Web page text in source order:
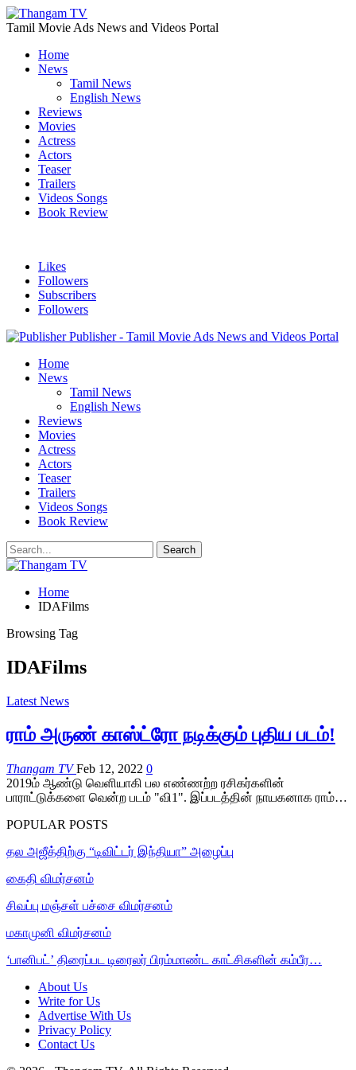
Tamil Movie Ads News and Videos Portal
Home
News
Tamil News
English News
Reviews
Movies
Actress
Actors
Teaser
Trailers
Videos Songs
Book Review
Likes
Followers
Subscribers
Followers
Publisher - Tamil Movie Ads News and Videos Portal
Home
News
Tamil News
English News
Reviews
Movies
Actress
Actors
Teaser
Trailers
Videos Songs
Book Review
Home
IDAFilms
Browsing Tag
IDAFilms
Latest News
ராம் அருண் காஸ்ட்ரோ நடிக்கும் புதிய படம்!
Thangam TVFeb 12, 2022 0
2019ம் ஆண்டு வெளியாகி பல எண்ணற்ற ரசிகர்களின்
பாராட்டுக்களை வென்ற படம் "வி1". இப்படத்தின் நாயகனாக ராம்…
POPULAR POSTS
தல அஜீத்திற்கு “டிவிட்டர் இந்தியா” அழைப்பு
கைதி விமர்சனம்
சிவப்பு மஞ்சள் பச்சை விமர்சனம்
மகாமுனி விமர்சனம்
‘பானிபட்’ திரைப்பட டிரைலர் பிரம்மாண்ட காட்சிகளின் கம்பீர…
About Us
Write for Us
Advertise With Us
Privacy Policy
Contact Us